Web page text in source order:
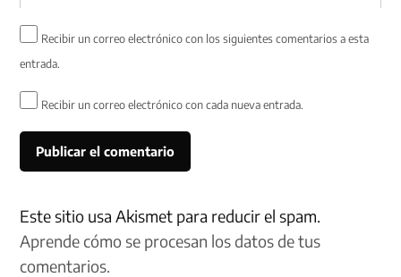
Recibir un correo electrónico con los siguientes comentarios a esta
entrada.
Recibir un correo electrónico con cada nueva entrada.
Este sitio usa Akismet para reducir el spam.
Aprende cómo se procesan los datos de tus
comentarios.